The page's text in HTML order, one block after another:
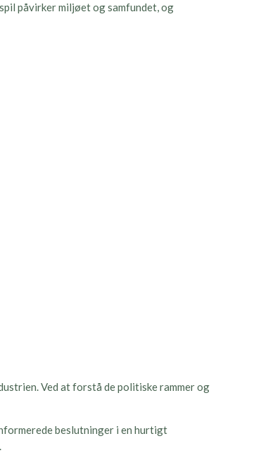
påvirker miljøet og samfundet, og
Ved at forstå de politiske rammer og
beslutninger i en hurtigt